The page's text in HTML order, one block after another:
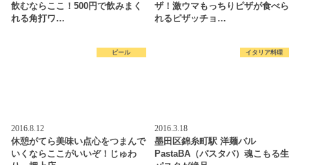
飲むならここ！500円で飲みまく
れる角打ワ…
ザ！激ウマもっちりピザが食べら
れるピザッチョ…
ビール
2016.8.12
休憩がてら美味い点心をつまんで
いくならここがいいぞ！じゅわ
イタリア料理
2016.3.18
墨田区錦糸町駅 洋麺バル
PastaBA（パスタバ）魂こもる生